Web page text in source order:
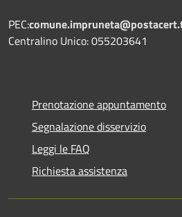
PEC:
Centralino Unico: 055203641
Prenotazione appuntamento
Segnalazione disservizio
Leggi le FAQ
Richiesta assistenza